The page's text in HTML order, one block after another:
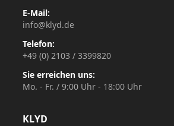
E-Mail:
info@klyd.de
Telefon:
+49 (0) 2103 / 3399820
Sie erreichen uns:
Mo. - Fr. / 9:00 Uhr - 18:00 Uhr
KLYD